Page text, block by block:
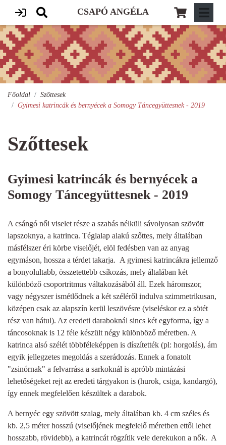
CSAPÓ ANGÉLA
Főoldal
Szőttesek
Gyimesi katrincák és bernyécek a Somogy Táncegyüttesnek - 2019
Szőttesek
Gyimesi katrincák és bernyécek a
Somogy Táncegyüttesnek - 2019
A csángó női viselet része a szabás nélküli sávolyosan szövött
lapszoknya, a katrinca. Téglalap alakú szőttes, mely általában
másfélszer éri körbe viselőjét, elöl fedésben van az anyag
egymáson, hossza a térdet takarja. A gyimesi katrincákra jellemző
a bonyolultabb, összetettebb csíkozás, mely általában két
különböző csoportritmus váltakozásából áll. Ezek háromszor,
vagy négyszer ismétlődnek a két széléről indulva szimmetrikusan,
középen csak az alapszín kerül leszövésre (viseléskor ez a sötét
rész van hátul). Az eredeti daraboknál sincs két egyforma, így a
táncosoknak is 12 féle készült négy különböző méretben. A
katrinca alsó szélét többféleképpen is díszítették (pl: horgolás), ám
egyik jellegzetes megoldás a szerádozás. Ennek a fonatolt
"zsinórnak" a felvarrása a sarkoknál is apróbb mintázási
lehetőségeket rejt az eredeti tárgyakon is (hurok, csiga, kandargó),
így ennek megfelelően készültek a darabok.
A bernyéc egy szövött szalag, mely általában kb. 4 cm széles és
kb. 2,5 méter hosszú (viselőjének megfelelő méretben ettől lehet
hosszabb, rövidebb), a katrincát rögzítik vele derekukon a nők. A